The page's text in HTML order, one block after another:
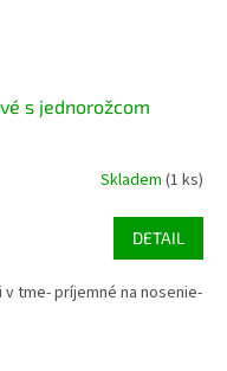
s jednorožcom
Skladem (1 ks)
DETAIL
tme- príjemné na nosenie-